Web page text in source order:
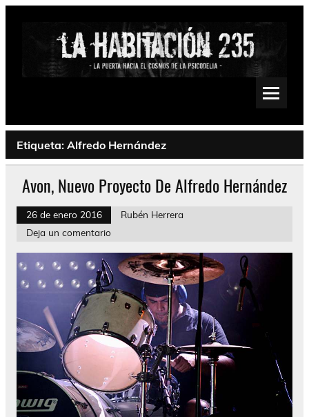
Saltar
Psychedelic, Stoner, Doom, Sludge, Fuzz, Space, Drone
Etiqueta: Alfredo Hernández
Avon, Nuevo Proyecto De Alfredo Hernández
26 de enero 2016
Rubén Herrera
Deja un comentario